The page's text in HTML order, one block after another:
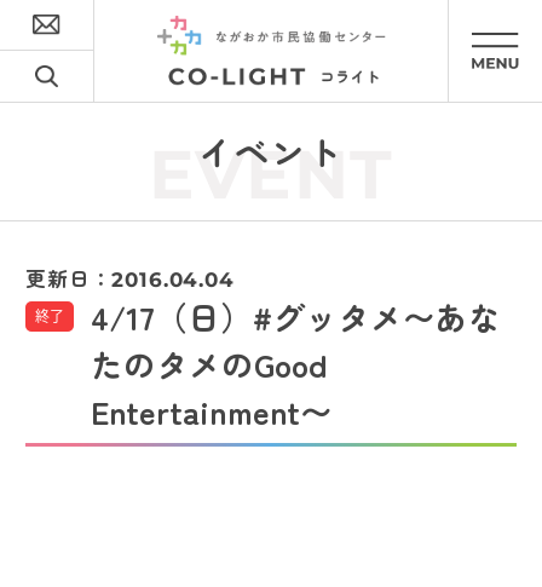
イベント
EVENT
更新日：2016.04.04
終了
4/17（日）#グッタメ〜あな
たのタメのGood
Entertainment〜